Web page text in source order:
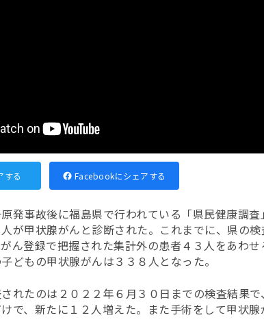
する Facebookにシェアする
発事故後に福島県で行われている「県民健康調
が甲状腺がんと診断された。これまでに、県の
ん登録で把握された集計外の患者４３人をあわ
どもの甲状腺がんは３３８人となった。
れたのは２０２２年６月３０日までの検査結果
で、新たに１２人増えた。また手術をして甲状